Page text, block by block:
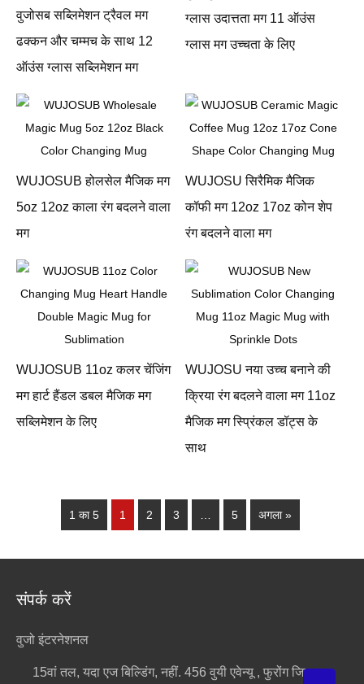
वुजोसब सब्लिमेशन ट्रैवल मग
ढक्कन और चम्मच के साथ 12
ऑउंस ग्लास सब्लिमेशन मग
ग्लास उदात्तता मग 11 ऑउंस
ग्लास मग उच्चता के लिए
WUJOSUB होलसेल मैजिक मग
5oz 12oz काला रंग बदलने वाला
मग
WUJOSU सिरैमिक मैजिक
कॉफी मग 12oz 17oz कोन शेप
रंग बदलने वाला मग
WUJOSUB 11oz कलर चेंजिंग
मग हार्ट हैंडल डबल मैजिक मग
सब्लिमेशन के लिए
WUJOSU नया उच्च बनाने की
क्रिया रंग बदलने वाला मग 11oz
मैजिक मग स्प्रिंकल डॉट्स के
साथ
1 का 5 1 2 3 … 5 अगला »
संपर्क करें
वुजो इंटरनेशनल
15वां तल, यदा एज बिल्डिंग, नहीं. 456 वुयी एवेन्यू , फुरोंग जिला,